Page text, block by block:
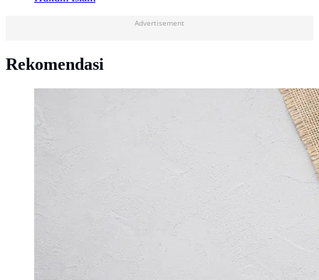
Advertisement
Rekomendasi